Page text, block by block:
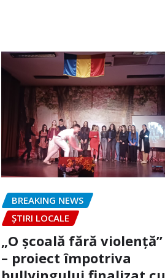
BREAKING NEWS
ȘTIRI LOCALE
„O școală fără violență”
– proiect împotriva